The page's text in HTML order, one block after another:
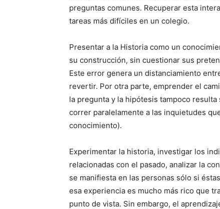
preguntas comunes. Recuperar esta
tareas más difíciles en un colegio.
Presentar a la Historia como un
su construcción, sin cuestionar sus
Este error genera un distanciamiento
revertir. Por otra parte, emprender el
la pregunta y la hipótesis tampoco
correr paralelamente a las inquietudes
conocimiento).
Experimentar la historia, investigar los
relacionadas con el pasado, analizar la
se manifiesta en las personas sólo si
esa experiencia es mucho más rico que
punto de vista. Sin embargo, el